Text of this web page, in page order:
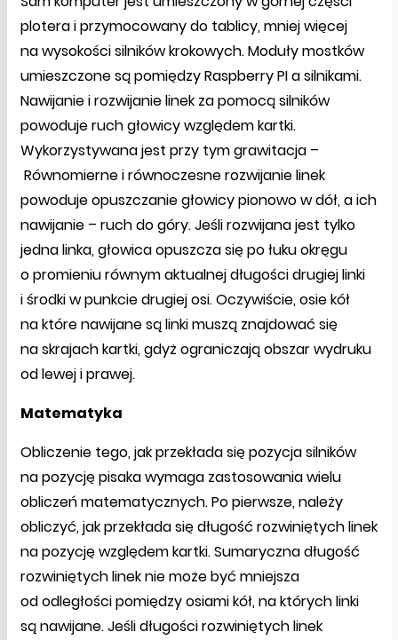
plotera i przymocowany do tablicy, mniej więcej
na wysokości silników krokowych. Moduły mostków
umieszczone są pomiędzy Raspberry PI a silnikami.
Nawijanie i rozwijanie linek za pomocą silników
powoduje ruch głowicy względem kartki.
Wykorzystywana jest przy tym grawitacja –
Równomierne i równoczesne rozwijanie linek
powoduje opuszczanie głowicy pionowo w dół, a ich
nawijanie – ruch do góry. Jeśli rozwijana jest tylko
jedna linka, głowica opuszcza się po łuku okręgu
o promieniu równym aktualnej długości drugiej linki
i środki w punkcie drugiej osi. Oczywiście, osie kół
na które nawijane są linki muszą znajdować się
na skrajach kartki, gdyż ograniczają obszar wydruku
od lewej i prawej.
Matematyka
Obliczenie tego, jak przekłada się pozycja silników
na pozycję pisaka wymaga zastosowania wielu
obliczeń matematycznych. Po pierwsze, należy
obliczyć, jak przekłada się długość rozwiniętych linek
na pozycję względem kartki. Sumaryczna długość
rozwiniętych linek nie może być mniejsza
od odległości pomiędzy osiami kół, na których linki
są nawijane. Jeśli długości rozwiniętych linek